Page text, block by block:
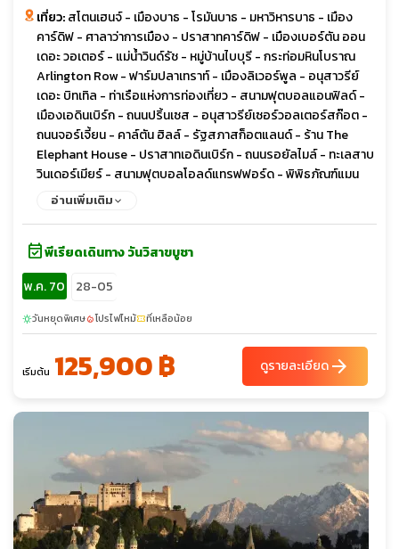
เที่ยว:สโตนเฮนจ์ - เมืองบาธ - โรมันบาธ - มหาวิหารบาธ - เมือง
คาร์ดิฟ - ศาลาว่าการเมือง - ปราสาทคาร์ดิฟ - เมืองเบอร์ตัน ออน
เดอะ วอเตอร์ - แม่น้ำวินด์รัช - หมู่บ้านไบบุรี - กระท่อมหินโบราณ
Arlington Row - ฟาร์มปลาเทราท์ - เมืองลิเวอร์พูล - อนุสาวรีย์
เดอะ บิทเทิล - ท่าเรือแห่งการท่องเที่ยว - สนามฟุตบอลแอนฟิลด์ -
เมืองเอดินเบิร์ก - ถนนปริ้นเซส - อนุสาวรีย์เซอร์วอลเตอร์สก๊อต -
ถนนจอร์เจี้ยน - คาล์ตัน ฮิลล์ - รัฐสภาสก็อตแลนด์ - ร้าน The
Elephant House - ปราสาทเอดินเบิร์ก - ถนนรอยัลไมล์ - ทะเลสาบ
วินเดอร์เมียร์ - สนามฟุตบอลโอลด์แทรฟฟอร์ด - พิพิธภัณฑ์แมน
เชสเตอร์ยูไนเต็ด - เมืองสแตรทฟอร์ด อัพพอน เอวอน - บ้านเกิดวิล
สเปนเซอร์ - ห้างพรีมาค - ถนนอ็อกซ์ฟอร์ด - ล่องเรือแม่น้ำเทมส์ -
ทาวเวอร์ออฟลอนดอน - รัฐสภาอังกฤษ - จัตุรัสรัฐสภา - มหาวิหาร
เวสทมินส์เตอร์ - หอนาฬิกาบิ๊กเบน - ถนนดาวน์นิง - จตุรัสทราฟัล
การ์ - มหาวิหารเซนต์พอลส์ - สะพานทาวเวอร์บริดจ์ - พระราชวังบัก
กิ้งแฮม - ย่านไนท์บริดจ์
อ่านเพิ่มเติม
event_availableพีเรียดเดินทาง วันวิสาขบูชา
พ.ค. 70
28-05
sunnyวันหยุดพิเศษlocal_fire_departmentโปรไฟไหม้confirmation_numberที่เหลือน้อย
เริ่มต้น 125,900 ฿ ดูรายละเอียดarrow_forward